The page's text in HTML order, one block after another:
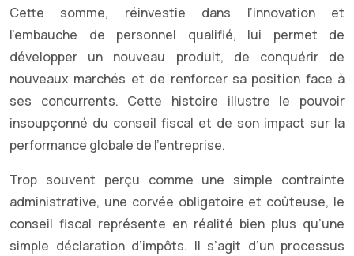
Cette somme, réinvestie dans l’innovation et
l’embauche de personnel qualifié, lui permet de
développer un nouveau produit, de conquérir de
nouveaux marchés et de renforcer sa position face à
ses concurrents. Cette histoire illustre le pouvoir
insoupçonné du conseil fiscal et de son impact sur la
performance globale de l’entreprise.
Trop souvent perçu comme une simple contrainte
administrative, une corvée obligatoire et coûteuse, le
conseil fiscal représente en réalité bien plus qu’une
simple déclaration d’impôts. Il s’agit d’un processus